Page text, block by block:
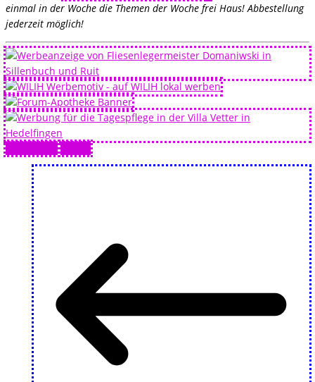
einmal in der Woche die Themen der Woche frei Haus! Abbestellung
jederzeit möglich!